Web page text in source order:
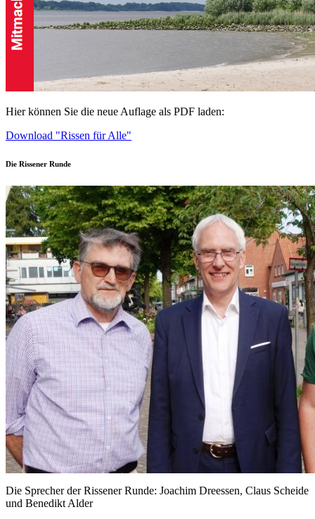
Hier können Sie die neue Auflage als PDF laden:
Download "Rissen für Alle"
Die Rissener Runde
Die Sprecher der Rissener Runde: Joachim Dreessen, Claus Scheide
und Benedikt Alder